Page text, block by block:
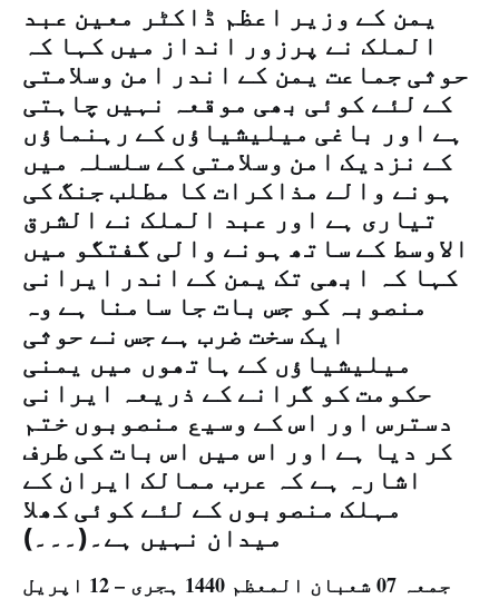
یمن کے وزیر اعظم ڈاکٹر معین عبد
الملک نے پرزور انداز میں کہا کہ
حوثی جماعت یمن کے اندر امن وسلامتی
کے لئے کوئی بھی موقعہ نہیں چاہتی
ہے اور باغی میلیشیاؤں کے رہنماؤں
کے نزدیک امن وسلامتی کے سلسلہ میں
ہونے والے مذاکرات کا مطلب جنگ کی
تیاری ہے اور عبد الملک نے الشرق
الاوسط کے ساتھ ہونے والی گفتگو میں
کہا کہ ابھی تک یمن کے اندر ایرانی
منصوبہ کو جس بات جا سامنا ہے وہ
ایک سخت ضرب ہے جس نے حوثی
میلیشیاؤں کے ہاتھوں میں یمنی
حکومت کو گرانے کے ذریعہ ایرانی
دسترس اور اس کے وسیع منصوبوں ختم
کر دیا ہے اور اس میں اس بات کی طرف
اشارہ ہے کہ عرب ممالک ایران کے
مہلک منصوبوں کے لئے کوئی کھلا
میدان نہیں ہے۔(۔۔۔)
جمعہ 07 شعبان المعظم 1440 ہجری – 12 اپریل